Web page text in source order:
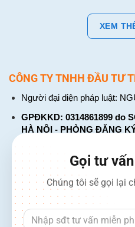
XEM
CÔNG TY TNHH ĐẦU TƯ
Người đại diện pháp luật:
GPĐKKD: 0314861899 do
HÀ NỘI - PHÒNG ĐĂNG
CHÍNH DOANH NGHIỆP
tháng 01 năm 2018. Đăng
tháng 03 năm 2026
226 Đường Láng, Đống Đa,
137 Đường Hòa Hưng,
Minh
Gọi tư
Chúng tôi sẽ gọi lại